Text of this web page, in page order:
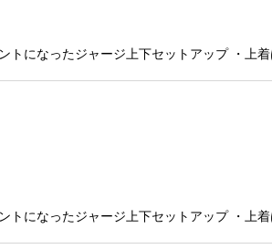
になったジャージ上下セットアップ ・上
になったジャージ上下セットアップ ・上